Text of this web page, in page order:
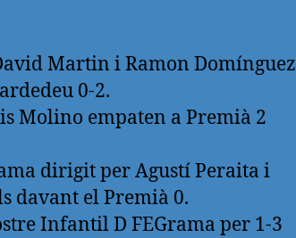
Martin i Ramon Domínguez
0-2.
Molino empaten a Premià 2
dirigit per Agustí Peraita i
davant el Premià 0.
Infantil D FEGrama per 1-3